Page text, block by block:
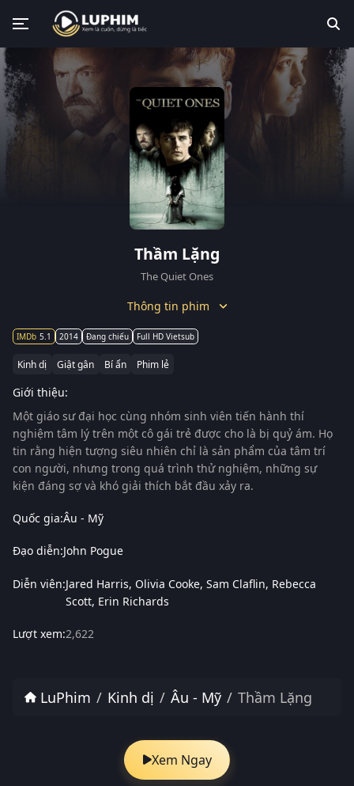
Thầm Lặng
The Quiet Ones
Thông tin phim
5.1 2014 Đang chiếu Full HD Vietsub
Kinh dị Giật gân Bí ẩn Phim lẻ
Giới thiệu:
Một giáo sư đại học cùng nhóm sinh viên tiến hành thí
nghiệm tâm lý trên một cô gái trẻ được cho là bị quỷ ám. Họ
tin rằng hiện tượng siêu nhiên chỉ là sản phẩm của tâm trí
con người, nhưng trong quá trình thử nghiệm, những sự
kiện đáng sợ và khó giải thích bắt đầu xảy ra.
Quốc gia:Âu - Mỹ
Đạo diễn:John Pogue
Diễn viên:Jared Harris Olivia Cooke Sam Claflin Rebecca
Scott Erin Richards
Lượt xem:2,622
LuPhim Kinh dị Âu - Mỹ Thầm Lặng
Xem Ngay